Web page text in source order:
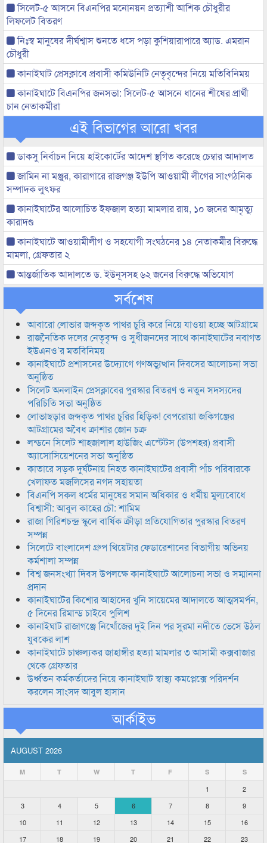
সিলেট-৫ আসনে বিএনপির মনোনয়ন প্রত্যাশী আশিক চৌধুরীর
লিফলেট বিতরণ
নিঃস্ব মানুষের দীর্ঘশ্বাস শুনতে ধসে পড়া কুশিয়ারাপারে অ্যাড. এমরান
চৌধুরী
কানাইঘাট প্রেসক্লাবে প্রবাসী কমিউনিটি নেতৃবৃন্দের নিয়ে মতিবিনিময়
কানাইঘাটে বিএনপির জনসভা: সিলেট-৫ আসনে ধানের শীষের প্রার্থী
চান নেতাকর্মীরা
এই বিভাগের আরো খবর
ডাকসু নির্বাচন নিয়ে হাইকোর্টের আদেশ স্থগিত করেছে চেম্বার আদালত
জামিন না মঞ্জুর, কারাগারে রাজগঞ্জ ইউপি আওয়ামী লীগের সাংগঠনিক
সম্পাদক লুৎফর
কানাইঘাটের আলোচিত ইফজাল হত্যা মামলার রায়, ১০ জনের আমৃত্যু
কারাদণ্ড
কানাইঘাটে আওয়ামীলীগ ও সহযোগী সংঘঠনের ১৪ নেতাকর্মীর বিরুদ্ধে
মামলা, গ্রেফতার ২
আন্তর্জাতিক আদালতে ড. ইউনূসসহ ৬২ জনের বিরুদ্ধে অভিযোগ
সর্বশেষ
আবারো লোভার জব্দকৃত পাথর চুরি করে নিয়ে যাওয়া হচ্ছে আটগ্রামে
রাজনৈতিক দলের নেতৃবৃন্দ ও সুধীজনদের সাথে কানাইঘাটের নবাগত
ইউএনও’র মতবিনিময়
কানাইঘাটে প্রশাসনের উদ্যোগে গণঅভ্যুত্থান দিবসের আলোচনা সভা
অনুষ্ঠিত
সিলেট অনলাইন প্রেসক্লাবের পুরস্কার বিতরণ ও নতুন সদস্যদের
পরিচিতি সভা অনুষ্ঠিত
লোভাছড়ার জব্দকৃত পাথর চুরির হিড়িক! বেপরোয়া জকিগঞ্জের
আটগ্রামের অবৈধ ক্রাশার জোন চক্র
লন্ডনে সিলেট শাহজালাল হাউজিং এস্টেটস (উপশহর) প্রবাসী
অ্যাসোসিয়েশনের সভা অনুষ্ঠিত
কাতারে সড়ক দুর্ঘটনায় নিহত কানাইঘাটের প্রবাসী পাঁচ পরিবারকে
খেলাফত মজলিসের নগদ সহায়তা
বিএনপি সকল ধর্মের মানুষের সমান অধিকার ও ধর্মীয় মুল্যবোধে
বিশ্বাসী: আবুল কাহের চৌ: শামিম
রাজা গিরিশচন্দ্র স্কুলে বার্ষিক ক্রীড়া প্রতিযোগিতার পুরস্কার বিতরণ
সম্পন্ন
সিলেটে বাংলাদেশ গ্রুপ থিয়েটার ফেডারেশানের বিভাগীয় অভিনয়
কর্মশালা সম্পন্ন
বিশ্ব জনসংখ্যা দিবস উপলক্ষে কানাইঘাটে আলোচনা সভা ও সম্মাননা
প্রদান
কানাইঘাটের কিশোর আহাদের খুনি সায়েমের আদালতে আত্মসমর্পন,
৫ দিনের রিমান্ড চাইবে পুলিশ
কানাইঘাট রাজাগঞ্জে নিখোঁজের দুই দিন পর সুরমা নদীতে ভেসে উঠল
যুবকের লাশ
কানাইঘাটে চাঞ্চল্যকর জাহাঙ্গীর হত্যা মামলার ৩ আসামী কক্সবাজার
থেকে গ্রেফতার
উর্ধ্বতন কর্মকর্তাদের নিয়ে কানাইঘাট স্বাস্থ্য কমপ্লেক্সে পরিদর্শন
করলেন সাংসদ আবুল হাসান
আর্কাইভ
AUGUST 2026
M T W T F S S
1
2
3
4 5 6 7 8
9
10
11 12 13 14 15
16
17
18 19 20 21 22 23